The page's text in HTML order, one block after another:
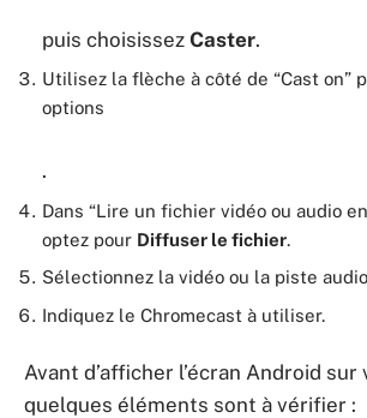
puis choisissez Caster.
Utilisez la flèche à côté de “Cast on”
options
.
Dans “Lire un fichier vidéo ou audio
optez pour Diffuser le fichier.
Sélectionnez la vidéo ou la piste
Indiquez le Chromecast à utiliser.
Avant d’afficher l’écran Android sur
quelques éléments sont à vérifier :